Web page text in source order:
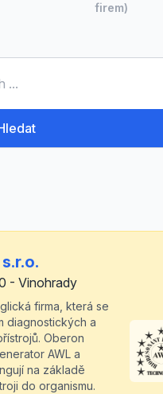
firem)
- Vinohrady
firma, která se
diagnostických a
Oberon
AWL a
na základě
do organismu.